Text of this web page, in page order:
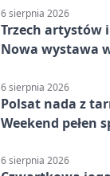
6 sierpnia 2026
Trzech artystów
Nowa wystawa
6 sierpnia 2026
Polsat nada z
Weekend pełen
6 sierpnia 2026